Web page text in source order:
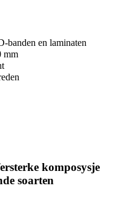
banden en laminaten
mm
komposysje
soarten